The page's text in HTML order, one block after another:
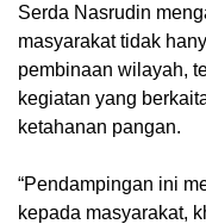
Serda Nasrudin
masyarakat tidak
pembinaan wilayah,
kegiatan yang
ketahanan pangan.
“Pendampingan ini
kepada masyarakat,